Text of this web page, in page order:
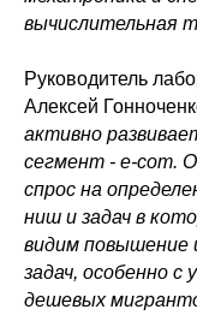
вычислительная
Руководитель
Алексей
активно
сегмент - e-com.
спрос на
ниш и задач в
видим повышение
задач, особенно
дешевых